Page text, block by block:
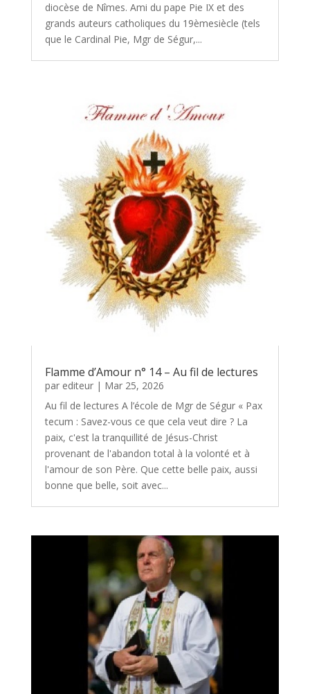
diocèse de Nîmes. Ami du pape Pie IX et des
grands auteurs catholiques du 19èmesiècle (tels
que le Cardinal Pie, Mgr de Ségur,...
Flamme d’Amour n° 14 – Au fil de lectures
par editeur| Mar 25, 2026
Au fil de lectures A l’école de Mgr de Ségur « Pax
tecum : Savez-vous ce que cela veut dire ? La
paix, c'est la tranquillité de Jésus-Christ
provenant de l'abandon total à la volonté et à
l'amour de son Père. Que cette belle paix, aussi
bonne que belle, soit avec...